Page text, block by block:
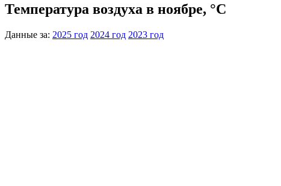
Температура воздуха в ноябре, °C
Данные за: 2025 год 2024 год 2023 год